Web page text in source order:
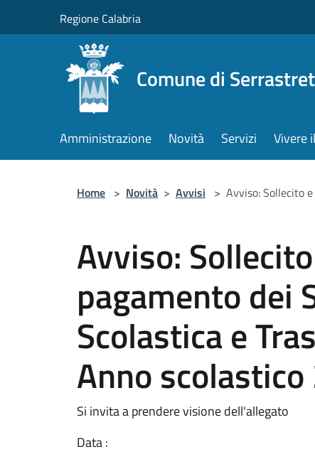
Regione Calabria
Comune di
Amministrazione Novità Servizi Vivere
Home > Novità > Avvisi > Avviso: Sollecito
Avviso:
pagamento dei
Scolastica e
Anno
Si invita a prendere visione dell'allegato
Data :